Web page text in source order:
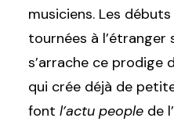
musiciens. Les
tournées à l’étranger
s’arrache ce prodige
qui crée déjà de
font l’actu people de